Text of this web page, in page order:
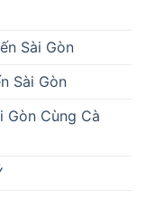
Sài Gòn
Sài Gòn
Gòn Cùng Cà